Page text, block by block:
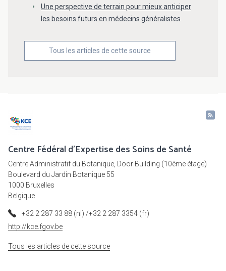
Une perspective de terrain pour mieux anticiper
les besoins futurs en médecins généralistes
Tous les articles de cette source
Centre Fédéral d'Expertise des Soins de Santé
Centre Administratif du Botanique, Door Building (10ème étage)
Boulevard du Jardin Botanique 55
1000 Bruxelles
Belgique
+32 2 287 33 88 (nl) /+32 2 287 3354 (fr)
http://kce.fgov.be
Tous les articles de cette source